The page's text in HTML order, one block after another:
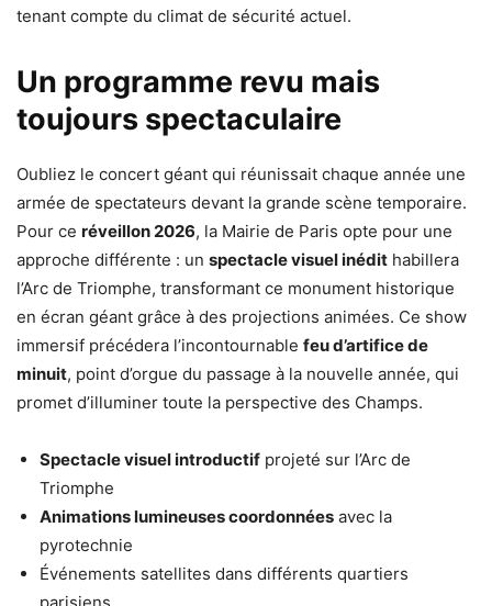
tenant compte du climat de sécurité actuel.
Un programme revu mais
toujours spectaculaire
Oubliez le concert géant qui réunissait chaque année une
armée de spectateurs devant la grande scène temporaire.
Pour ce réveillon 2026, la Mairie de Paris opte pour une
approche différente : un spectacle visuel inédit habillera
l’Arc de Triomphe, transformant ce monument historique
en écran géant grâce à des projections animées. Ce show
immersif précédera l’incontournable feu d’artifice de
minuit, point d’orgue du passage à la nouvelle année, qui
promet d’illuminer toute la perspective des Champs.
Spectacle visuel introductif projeté sur l’Arc de
Triomphe
Animations lumineuses coordonnées avec la
pyrotechnie
Événements satellites dans différents quartiers